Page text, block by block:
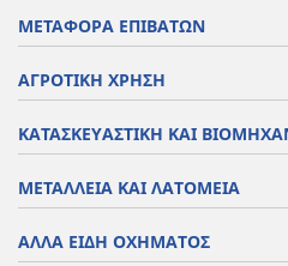
ΜΕΤΑΦΟΡΑ ΕΠΙΒΑΤΩΝ
ΑΓΡΟΤΙΚΗ ΧΡΗΣΗ
ΚΑΤΑΣΚΕΥΑΣΤΙΚΗ ΚΑΙ
ΜΕΤΑΛΛΕΙΑ ΚΑΙ ΛΑΤΟΜΕΙΑ
ΑΛΛΑ ΕΙΔΗ ΟΧΗΜΑΤΟΣ